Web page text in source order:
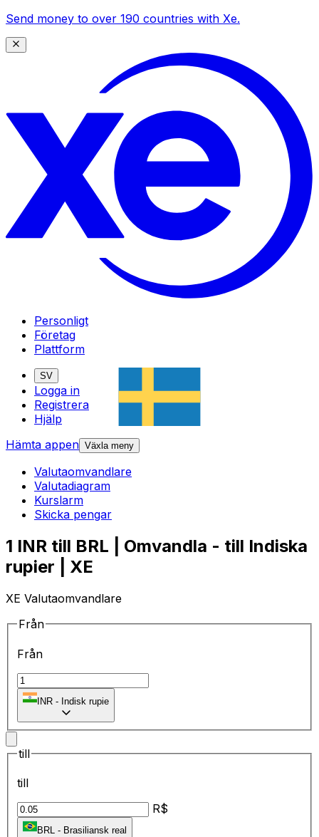
Send money to over 190 countries with Xe.
Personligt
Företag
Plattform
SV
Logga in
Registrera
Hjälp
Hämta appen Växla meny
Valutaomvandlare
Valutadiagram
Kurslarm
Skicka pengar
1 INR till BRL | Omvandla - till Indiska
rupier | XE
XE Valutaomvandlare
Från
Från
INR - Indisk rupie
till
till
R$
BRL - Brasiliansk real